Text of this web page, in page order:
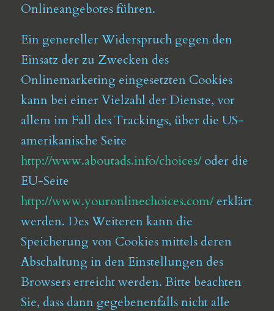
Onlineangebotes führen.
Ein genereller Widerspruch gegen den
Einsatz der zu Zwecken des
Onlinemarketing eingesetzten Cookies
kann bei einer Vielzahl der Dienste, vor
allem im Fall des Trackings, über die US-
amerikanische Seite
http://www.aboutads.info/choices/oder die
EU-Seite
http://www.youronlinechoices.com/erklärt
werden. Des Weiteren kann die
Speicherung von Cookies mittels deren
Abschaltung in den Einstellungen des
Browsers erreicht werden. Bitte beachten
Sie, dass dann gegebenenfalls nicht alle